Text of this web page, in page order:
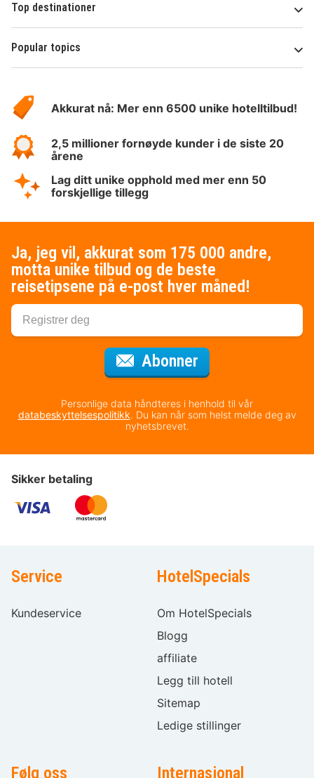
Top destinationer
Popular topics
Hotelspecials
Akkurat nå: Mer enn 6500 unike hotelltilbud!
2,5 millioner fornøyde kunder i de siste 20
årene
Lag ditt unike opphold med mer enn 50
forskjellige tillegg
Ja, jeg vil, akkurat som 175 000 andre,
motta unike tilbud og de beste
reisetipsene på e-post hver måned!
Abonner
Personlige data håndteres i henhold til vår
databeskyttelsespolitikk. Du kan når som helst melde deg av
nyhetsbrevet.
Sikker betaling
Service
Kundeservice
HotelSpecials
Om HotelSpecials
Blogg
affiliate
Legg till hotell
Sitemap
Ledige stillinger
Følg oss Internasjonal